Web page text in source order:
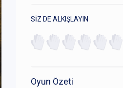
SİZ DE ALKIŞLAYIN
Oyun Özeti